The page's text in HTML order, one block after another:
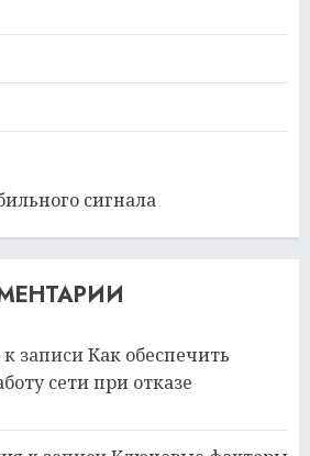
сигнала
к записиКак обеспечить
сети при отказе